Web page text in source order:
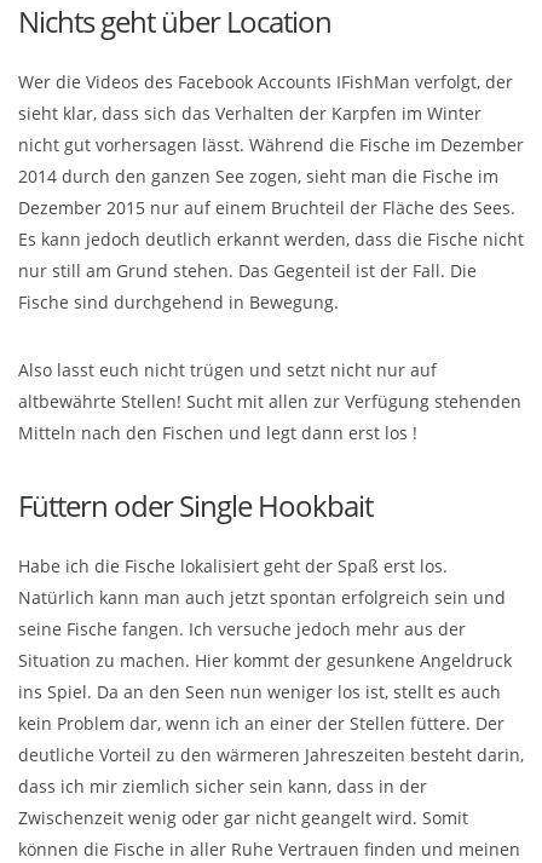
Nichts geht über Location
Wer die Videos des Facebook Accounts IFishMan verfolgt, der
sieht klar, dass sich das Verhalten der Karpfen im Winter
nicht gut vorhersagen lässt. Während die Fische im Dezember
2014 durch den ganzen See zogen, sieht man die Fische im
Dezember 2015 nur auf einem Bruchteil der Fläche des Sees.
Es kann jedoch deutlich erkannt werden, dass die Fische nicht
nur still am Grund stehen. Das Gegenteil ist der Fall. Die
Fische sind durchgehend in Bewegung.
Also lasst euch nicht trügen und setzt nicht nur auf
altbewährte Stellen! Sucht mit allen zur Verfügung stehenden
Mitteln nach den Fischen und legt dann erst los !
Füttern oder Single Hookbait
Habe ich die Fische lokalisiert geht der Spaß erst los.
Natürlich kann man auch jetzt spontan erfolgreich sein und
seine Fische fangen. Ich versuche jedoch mehr aus der
Situation zu machen. Hier kommt der gesunkene Angeldruck
ins Spiel. Da an den Seen nun weniger los ist, stellt es auch
kein Problem dar, wenn ich an einer der Stellen füttere. Der
deutliche Vorteil zu den wärmeren Jahreszeiten besteht darin,
dass ich mir ziemlich sicher sein kann, dass in der
Zwischenzeit wenig oder gar nicht geangelt wird. Somit
können die Fische in aller Ruhe Vertrauen finden und meinen